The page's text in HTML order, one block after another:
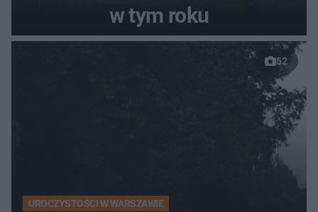
w tym roku
52
UROCZYSTOŚCI W WARSZAWIE